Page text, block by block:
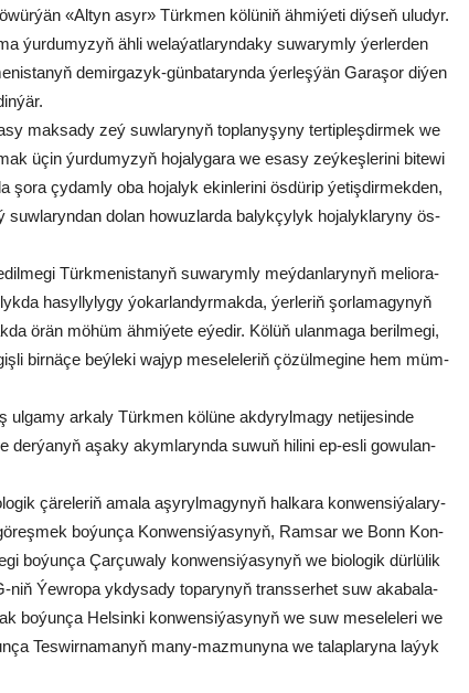
«Al­tyn asyr» Türk­men kö­lü­niň äh­mi­ýe­ti diý­seň ulu­dyr.
ýur­du­my­zyň äh­li we­la­ýat­la­ryn­da­ky su­wa­rym­ly ýer­ler­den
de­mir­ga­zyk-gün­ba­ta­ryn­da ýer­leş­ýän Ga­ra­şor di­ýen
mak­sa­dy zeý suw­la­ry­nyň top­la­ny­şy­ny ter­tip­leş­dir­mek we
üçin ýur­du­my­zyň ho­ja­ly­ga­ra we esa­sy zeý­keş­le­ri­ni bi­te­wi
şo­ra çy­dam­ly oba ho­ja­lyk ekin­le­ri­ni ös­dü­rip ýe­tiş­dir­mek­den,
suw­la­ryn­dan do­lan ho­wuz­lar­da ba­lyk­çy­lyk ho­ja­lyk­la­ry­ny ös­
Türk­me­nis­ta­nyň su­wa­rym­ly meý­dan­la­ry­nyň me­lio­ra­
ha­syl­ly­ly­gy ýo­kar­lan­dyr­mak­da, ýer­le­riň şor­la­ma­gy­nyň
örän mö­hüm äh­mi­ýe­te eýe­dir. Kö­lüň ulan­ma­ga be­ril­me­gi,
bir­nä­çe beý­le­ki wa­jyp me­se­le­le­riň çö­zül­me­gi­ne hem müm­
ul­ga­my ar­ka­ly Türk­men kö­lü­ne ak­dy­ryl­ma­gy ne­ti­je­sin­de
der­ýa­nyň aşa­ky akym­la­ryn­da su­wuň hi­li­ni ep-es­li go­wu­lan­
çä­re­le­riň ama­la aşy­ryl­ma­gy­nyň hal­ka­ra kon­wen­si­ýa­la­ry­
bo­ýun­ça Kon­wen­si­ýa­sy­nyň, Ram­sar we Bonn Kon­
bo­ýun­ça Çar­çu­wa­ly kon­wen­si­ýa­sy­nyň we bio­lo­gik dür­lü­lik
niň Ýew­ro­pa yk­dy­sa­dy to­pa­ry­nyň trans­ser­het suw aka­ba­la­
bo­ýun­ça Hel­sin­ki kon­wen­si­ýa­sy­nyň we suw me­se­le­le­ri we
Tes­wir­na­ma­nyň ma­ny-maz­mu­ny­na we ta­lap­la­ry­na la­ýyk